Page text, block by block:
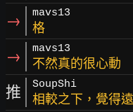
→ mavs13
格
→ mavs13
不然真的很心動
推 SoupShi
相較之下，覺得